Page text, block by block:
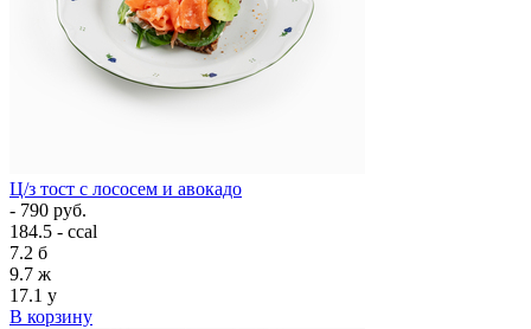
Ц/з тост с лососем и авокадо
- 790 руб.
184.5 - ccal
7.2 б
9.7 ж
17.1 у
В корзину